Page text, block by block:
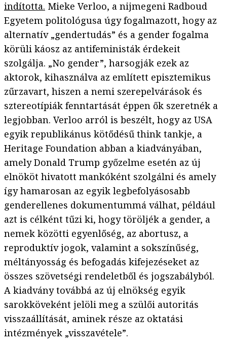
indította. Mieke Verloo, a nijmegeni Radboud
Egyetem politológusa úgy fogalmazott, hogy az
alternatív „gendertudás” és a gender fogalma
körüli káosz az antifeministák érdekeit
szolgálja. „No gender”, harsogják ezek az
aktorok, kihasználva az említett episztemikus
zűrzavart, hiszen a nemi szerepelvárások és
sztereotípiák fenntartását éppen ők szeretnék a
legjobban. Verloo arról is beszélt, hogy az USA
egyik republikánus kötődésű think tankje, a
Heritage Foundation abban a kiadványában,
amely Donald Trump győzelme esetén az új
elnököt hivatott mankóként szolgálni és amely
így hamarosan az egyik legbefolyásosabb
genderellenes dokumentummá válhat, például
azt is célként tűzi ki, hogy töröljék a gender, a
nemek közötti egyenlőség, az abortusz, a
reproduktív jogok, valamint a sokszínűség,
méltányosság és befogadás kifejezéseket az
összes szövetségi rendeletből és jogszabályból.
A kiadvány továbbá az új elnökség egyik
sarokköveként jelöli meg a szülői autoritás
visszaállítását, aminek része az oktatási
intézmények „visszavétele”.